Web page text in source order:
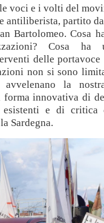
voci e i volti del
antiliberista, partito
Bartolomeo. Cosa
Cosa
delle portavoce
non si sono
la
forma innovativa di
esistenti e di
Sardegna.